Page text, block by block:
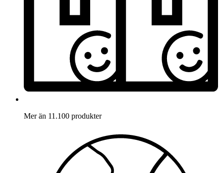
Mer än 11.100 produkter